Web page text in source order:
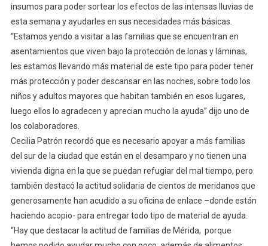
insumos para poder sortear los efectos de las intensas lluvias de
esta semana y ayudarles en sus necesidades más básicas.
“Estamos yendo a visitar a las familias que se encuentran en
asentamientos que viven bajo la protección de lonas y láminas,
les estamos llevando más material de este tipo para poder tener
más protección y poder descansar en las noches, sobre todo los
niños y adultos mayores que habitan también en esos lugares,
luego ellos lo agradecen y aprecian mucho la ayuda” dijo uno de
los colaboradores.
Cecilia Patrón recordó que es necesario apoyar a más familias
del sur de la ciudad que están en el desamparo y no tienen una
vivienda digna en la que se puedan refugiar del mal tiempo, pero
también destacó la actitud solidaria de cientos de meridanos que
generosamente han acudido a su oficina de enlace –donde están
haciendo acopio- para entregar todo tipo de material de ayuda.
“Hay que destacar la actitud de familias de Mérida, porque